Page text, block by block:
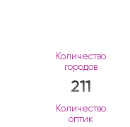
Количество
городов
211
Количество
оптик